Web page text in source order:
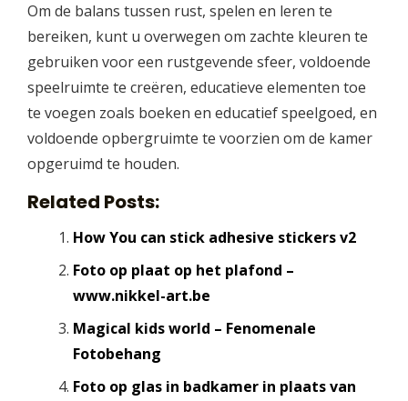
Om de balans tussen rust, spelen en leren te
bereiken, kunt u overwegen om zachte kleuren te
gebruiken voor een rustgevende sfeer, voldoende
speelruimte te creëren, educatieve elementen toe
te voegen zoals boeken en educatief speelgoed, en
voldoende opbergruimte te voorzien om de kamer
opgeruimd te houden.
Related Posts:
How You can stick adhesive stickers v2
Foto op plaat op het plafond –
www.nikkel-art.be
Magical kids world – Fenomenale
Fotobehang
Foto op glas in badkamer in plaats van